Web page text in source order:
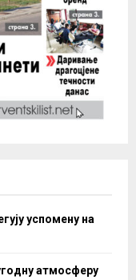
успомену на
атмосферу